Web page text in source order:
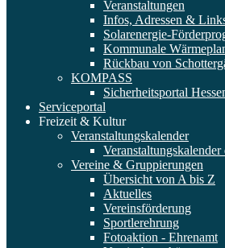
Veranstaltungen
Infos, Adressen &
Solarenergie-
Kommunale
Rückbau von
KOMPASS
Sicherheitsportal
Serviceportal
Freizeit & Kultur
Veranstaltungskalender
Vereine & Gruppierungen
Übersicht von A bis Z
Aktuelles
Vereinsförderung
Sportlerehrung
Fotoaktion - Ehrenamt